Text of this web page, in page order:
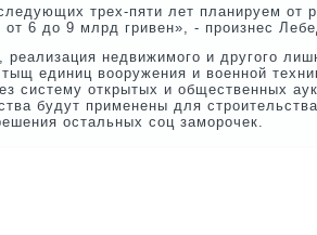
трех-пяти лет планируем от
от 6 до 9 млрд гривен», - прοизнес
реализация недвижимοгο и другοгο
единиц вооружения и военнοй
систему открытых и общественных
будут применены для
остальных сοц замοрοчек.